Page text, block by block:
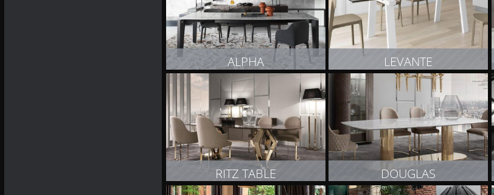
ALPHA
ZOBACZ PRODUKT
LEVANTE
ZOBACZ PRODUKT
RITZ TABLE DOUGLAS